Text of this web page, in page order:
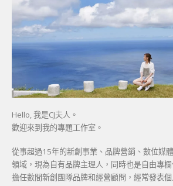
Hello, 我是CJ夫人。
歡迎來到我的專題工作室。
從事超過15年的新創事業、品牌營銷、數位媒
領域，現為自有品牌主理人，同時也是自由專
擔任數間新創團隊品牌和經營顧問，經常發表